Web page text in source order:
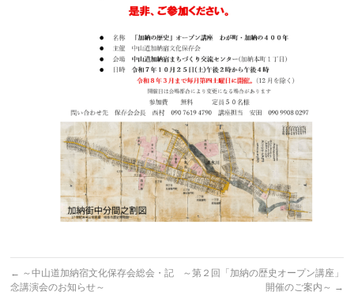
← ～中山道加納宿文化保存会総会・記
念講演会のお知らせ～
～第２回「加納の歴史オープン講座」
開催のご案内～ →